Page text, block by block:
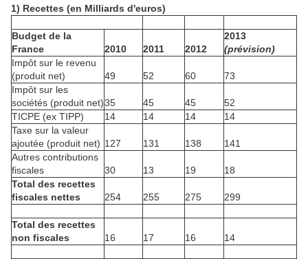
1) Recettes (en Milliards d'euros)
Budget de la
France
2010 2011 2012
2013
(prévision)
Impôt sur le revenu
(produit net)
49 52 60
73
Impôt sur les
sociétés (produit net)35 45 45
52
TICPE (ex TIPP)
14 14 14
14
Taxe sur la valeur
ajoutée (produit net) 127 131 138
141
Autres contributions
fiscales
30 13 19
18
Total des recettes
fiscales nettes
254 255 275 299
Total des recettes
non fiscales
16 17 16 14